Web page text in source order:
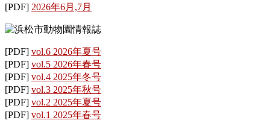
[PDF] 2026年6月,7月
[PDF] vol.6 2026年夏号
[PDF] vol.5 2026年春号
[PDF] vol.4 2025年冬号
[PDF] vol.3 2025年秋号
[PDF] vol.2 2025年夏号
[PDF] vol.1 2025年春号